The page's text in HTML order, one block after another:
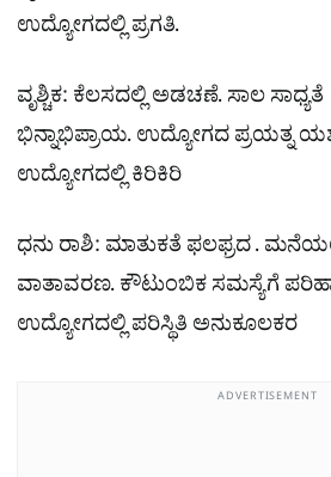
ಉದ್ಯೋಗದಲ್ಲಿ ಪ್ರಗತಿ.
ವೃಶ್ಚಿಕ: ಕೆಲಸದಲ್ಲಿ ಅಡಚಣೆ. ಸಾಲ
ಭಿನ್ನಾಭಿಪ್ರಾಯ. ಉದ್ಯೋಗದ ಪ್ರಯತ್ನ
ಉದ್ಯೋಗದಲ್ಲಿ ಕಿರಿಕಿರಿ
ಧನು ರಾಶಿ: ಮಾತುಕತೆ ಫಲಫ್ರದ .
ವಾತಾವರಣ. ಕೌಟುಂಬಿಕ ಸಮಸ್ಯೆಗೆ
ಉದ್ಯೋಗದಲ್ಲಿ ಪರಿಸ್ಥಿತಿ ಅನುಕೂಲಕರ
ADVERTISEMENT